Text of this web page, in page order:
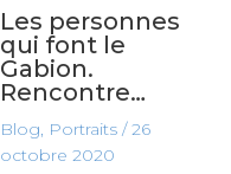
Les personnes
qui font le
Gabion.
Rencontre…
Blog, Portraits /26
octobre 2020